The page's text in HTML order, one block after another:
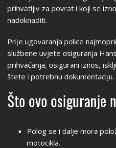
prihvatljiv za povrat i koji se
nadoknaditi.
Prije ugovaranja police
službene uvjete osiguranja
prihvaćanja, osigurani iznos,
štete i potrebnu dokumentaciju.
Što ovo osiguranje
Polog se i dalje mora
motocikla.